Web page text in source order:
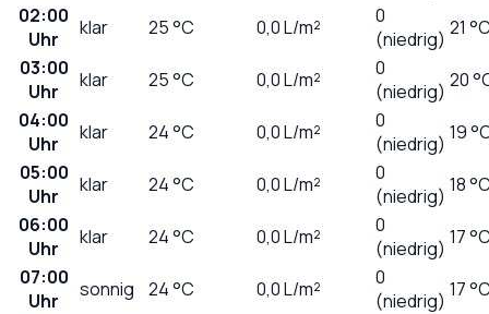
02:00
Uhr
klar 25°C 0,0L/m²
0
(niedrig) 21
03:00
Uhr
klar 25°C 0,0L/m²
0
(niedrig) 20
04:00
Uhr
klar 24°C 0,0L/m²
0
(niedrig) 19
05:00
Uhr
klar 24°C 0,0L/m²
0
(niedrig) 18
06:00
Uhr
klar 24°C 0,0L/m²
0
(niedrig) 17
07:00
Uhr
sonnig 24°C 0,0L/m²
0
(niedrig) 17